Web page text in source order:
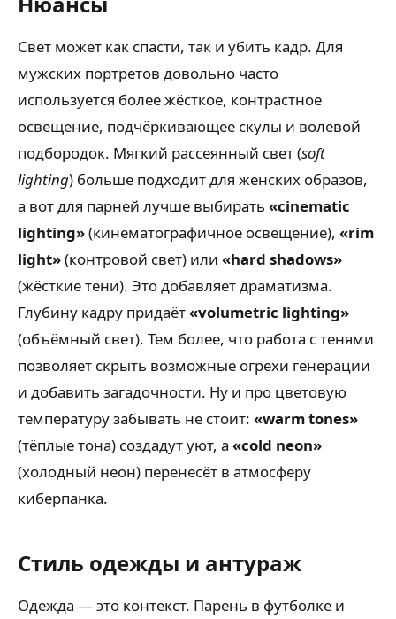
Свет может как спасти, так и убить кадр. Для
мужских портретов довольно часто
используется более жёсткое, контрастное
освещение, подчёркивающее скулы и волевой
подбородок. Мягкий рассеянный свет (soft
lighting) больше подходит для женских образов,
а вот для парней лучше выбирать «cinematic
lighting»(кинематографичное освещение), «rim
light»(контровой свет) или «hard shadows»
(жёсткие тени). Это добавляет драматизма.
Глубину кадру придаёт«volumetric lighting»
(объёмный свет). Тем более, что работа с тенями
позволяет скрыть возможные огрехи генерации
и добавить загадочности. Ну и про цветовую
температуру забывать не стоит: «warm tones»
(тёплые тона) создадут уют, а «cold neon»
(холодный неон) перенесёт в атмосферу
киберпанка.
Стиль одежды и антураж
Одежда — это контекст. Парень в футболке и